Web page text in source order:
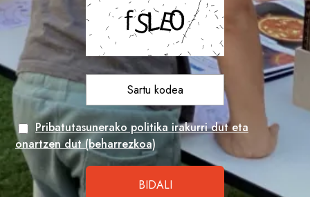
Pribatutasunerako politika irakurri dut eta
onartzen dut (beharrezkoa)